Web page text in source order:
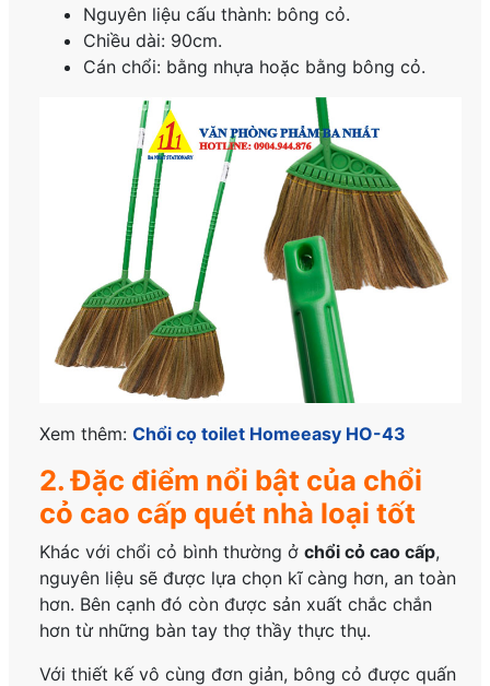
Nguyên liệu cấu thành: bông cỏ.
Chiều dài: 90cm.
Cán chổi: bằng nhựa hoặc bằng bông cỏ.
Xem thêm:Chổi cọ toilet Homeeasy HO-43
2. Đặc điểm nổi bật của chổi
cỏ cao cấp quét nhà loại tốt
Khác với chổi cỏ bình thường ởchổi cỏ cao cấp,
nguyên liệu sẽ được lựa chọn kĩ càng hơn, an toàn
hơn. Bên cạnh đó còn được sản xuất chắc chắn
hơn từ những bàn tay thợ thầy thực thụ.
Với thiết kế vô cùng đơn giản, bông cỏ được quấn